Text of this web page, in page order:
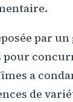
par
a
de